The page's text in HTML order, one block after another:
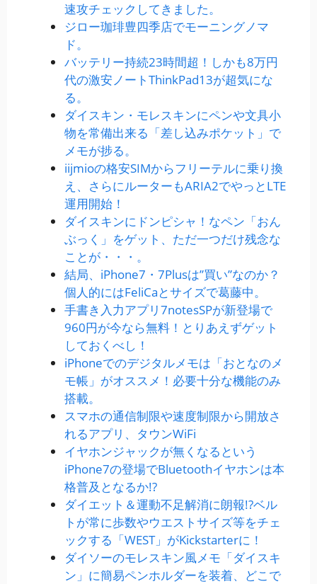
速攻チェックしてきました。
ジロー珈琲豊四季店でモーニングノマ
ド。
バッテリー持続23時間超！しかも8万円
代の激安ノートThinkPad13が超気にな
る。
ダイスキン・モレスキンにペンや文具小
物を常備出来る「差し込みポケット」で
メモが捗る。
iijmioの格安SIMからフリーテルに乗り換
え、さらにルーターもARIA2でやっとLTE
運用開始！
ダイスキンにドンピシャ！なペン「おん
ぶっく」をゲット、ただ一つだけ残念な
ことが・・・。
結局、iPhone7・7Plusは”買い”なのか？
個人的にはFeliCaとサイズで葛藤中。
手書き入力アプリ7notesSPが新登場で
960円が今なら無料！とりあえずゲット
しておくべし！
iPhoneでのデジタルメモは「おとなのメ
モ帳」がオススメ！必要十分な機能のみ
搭載。
スマホの通信制限や速度制限から開放さ
れるアプリ、タウンWiFi
イヤホンジャックが無くなるという
iPhone7の登場でBluetoothイヤホンは本
格普及となるか!?
ダイエット＆運動不足解消に朗報!?ベル
トが常に歩数やウエストサイズ等をチェ
ックする「WEST」がKickstarterに！
ダイソーのモレスキン風メモ「ダイスキ
ン」に簡易ペンホルダーを装着、どこで